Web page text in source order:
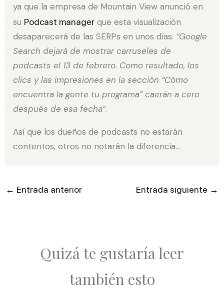
ya que la empresa de Mountain View anunció en
su Podcast manager que esta visualización
desaparecerá de las SERPs en unos días: “Google
Search dejará de mostrar carruseles de
podcasts el 13 de febrero. Como resultado, los
clics y las impresiones en la sección “Cómo
encuentra la gente tu programa” caerán a cero
después de esa fecha”.
Así que los dueños de podcasts no estarán
contentos, otros no notarán la diferencia…
← Entrada anterior Entrada siguiente →
Quizá te gustaría leer
también esto